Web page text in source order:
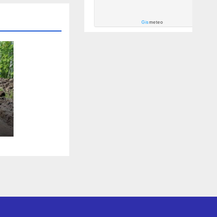
Gismeteo